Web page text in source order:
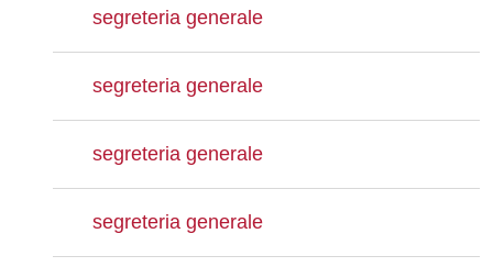
segreteria generale
segreteria generale
segreteria generale
segreteria generale